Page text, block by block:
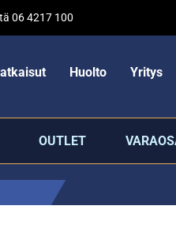
06 4217 100
Huolto Yritys
OUTLET